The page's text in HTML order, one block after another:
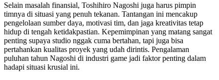
Selain masalah finansial, Toshihiro Nagoshi juga harus pimpin
timnya di situasi yang penuh tekanan. Tantangan ini mencakup
pengelolaan sumber daya, motivasi tim, dan jaga kreativitas tetap
hidup di tengah ketidakpastian. Kepemimpinan yang matang sangat
penting supaya studio nggak cuma bertahan, tapi juga bisa
pertahankan kualitas proyek yang udah dirintis. Pengalaman
puluhan tahun Nagoshi di industri game jadi faktor penting dalam
hadapi situasi krusial ini.